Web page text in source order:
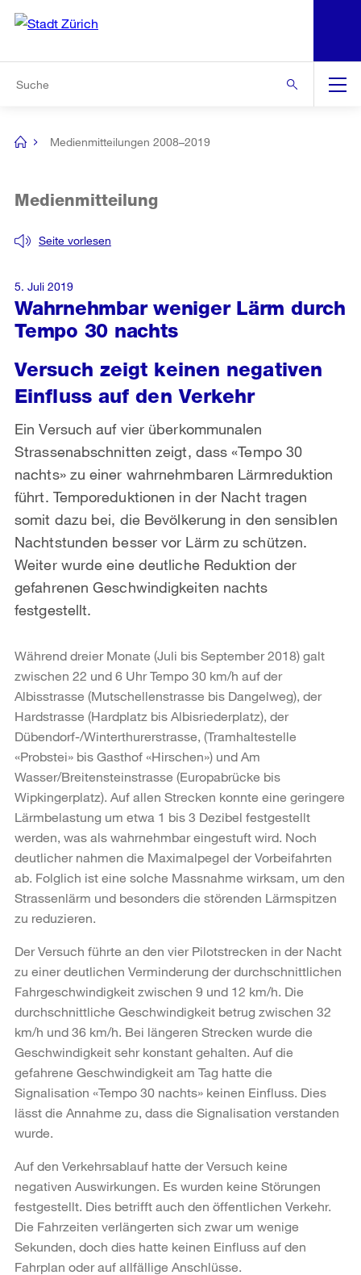
Navigation
[no
Medienmitteilungen 2008–2019
Wahrnehmbar weniger Lärm durch
Tempo 30 nachts
Seite vorlesen
Medienmitteilung
Versuch zeigt keinen negativen
Einfluss auf den Verkehr
Ein Versuch auf vier überkommunalen
Strassenabschnitten zeigt, dass «Tempo 30
nachts» zu einer wahrnehmbaren Lärmreduktion
führt. Temporeduktionen in der Nacht tragen
somit dazu bei, die Bevölkerung in den sensiblen
Nachtstunden besser vor Lärm zu schützen.
Weiter wurde eine deutliche Reduktion der
gefahrenen Geschwindigkeiten nachts
festgestellt.
5. Juli 2019
Während dreier Monate (Juli bis September 2018) galt
zwischen 22 und 6 Uhr Tempo 30 km/h auf der
Albisstrasse (Mutschellenstrasse bis Dangelweg), der
Hardstrasse (Hardplatz bis Albisriederplatz), der
Dübendorf-/Winterthurerstrasse, (Tramhaltestelle
«Probstei» bis Gasthof «Hirschen») und Am
Wasser/Breitensteinstrasse (Europabrücke bis
Wipkingerplatz). Auf allen Strecken konnte eine geringere
Lärmbelastung um etwa 1 bis 3 Dezibel festgestellt
werden, was als wahrnehmbar eingestuft wird. Noch
deutlicher nahmen die Maximalpegel der Vorbeifahrten
ab. Folglich ist eine solche Massnahme wirksam, um den
Strassenlärm und besonders die störenden Lärmspitzen
zu reduzieren.
Der Versuch führte an den vier Pilotstrecken in der Nacht
zu einer deutlichen Verminderung der durchschnittlichen
Fahrgeschwindigkeit zwischen 9 und 12 km/h. Die
durchschnittliche Geschwindigkeit betrug zwischen 32
km/h und 36 km/h. Bei längeren Strecken wurde die
Geschwindigkeit sehr konstant gehalten. Auf die
gefahrene Geschwindigkeit am Tag hatte die
Signalisation «Tempo 30 nachts» keinen Einfluss. Dies
lässt die Annahme zu, dass die Signalisation verstanden
wurde.
Auf den Verkehrsablauf hatte der Versuch keine
negativen Auswirkungen. Es wurden keine Störungen
festgestellt. Dies betrifft auch den öffentlichen Verkehr.
Die Fahrzeiten verlängerten sich zwar um wenige
Sekunden, doch dies hatte keinen Einfluss auf den
Fahrplan oder auf allfällige Anschlüsse.